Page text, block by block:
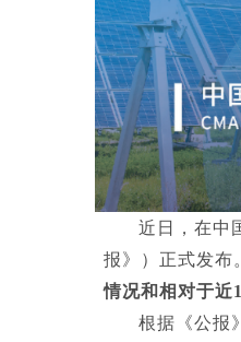
近日，在中
报》）正式发布
情况和相对于近
根据《公报